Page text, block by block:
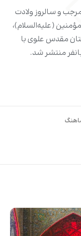
و سالروز ولادت
(علیه‌السلام)،
مقدس علوی با
منتشر شد.